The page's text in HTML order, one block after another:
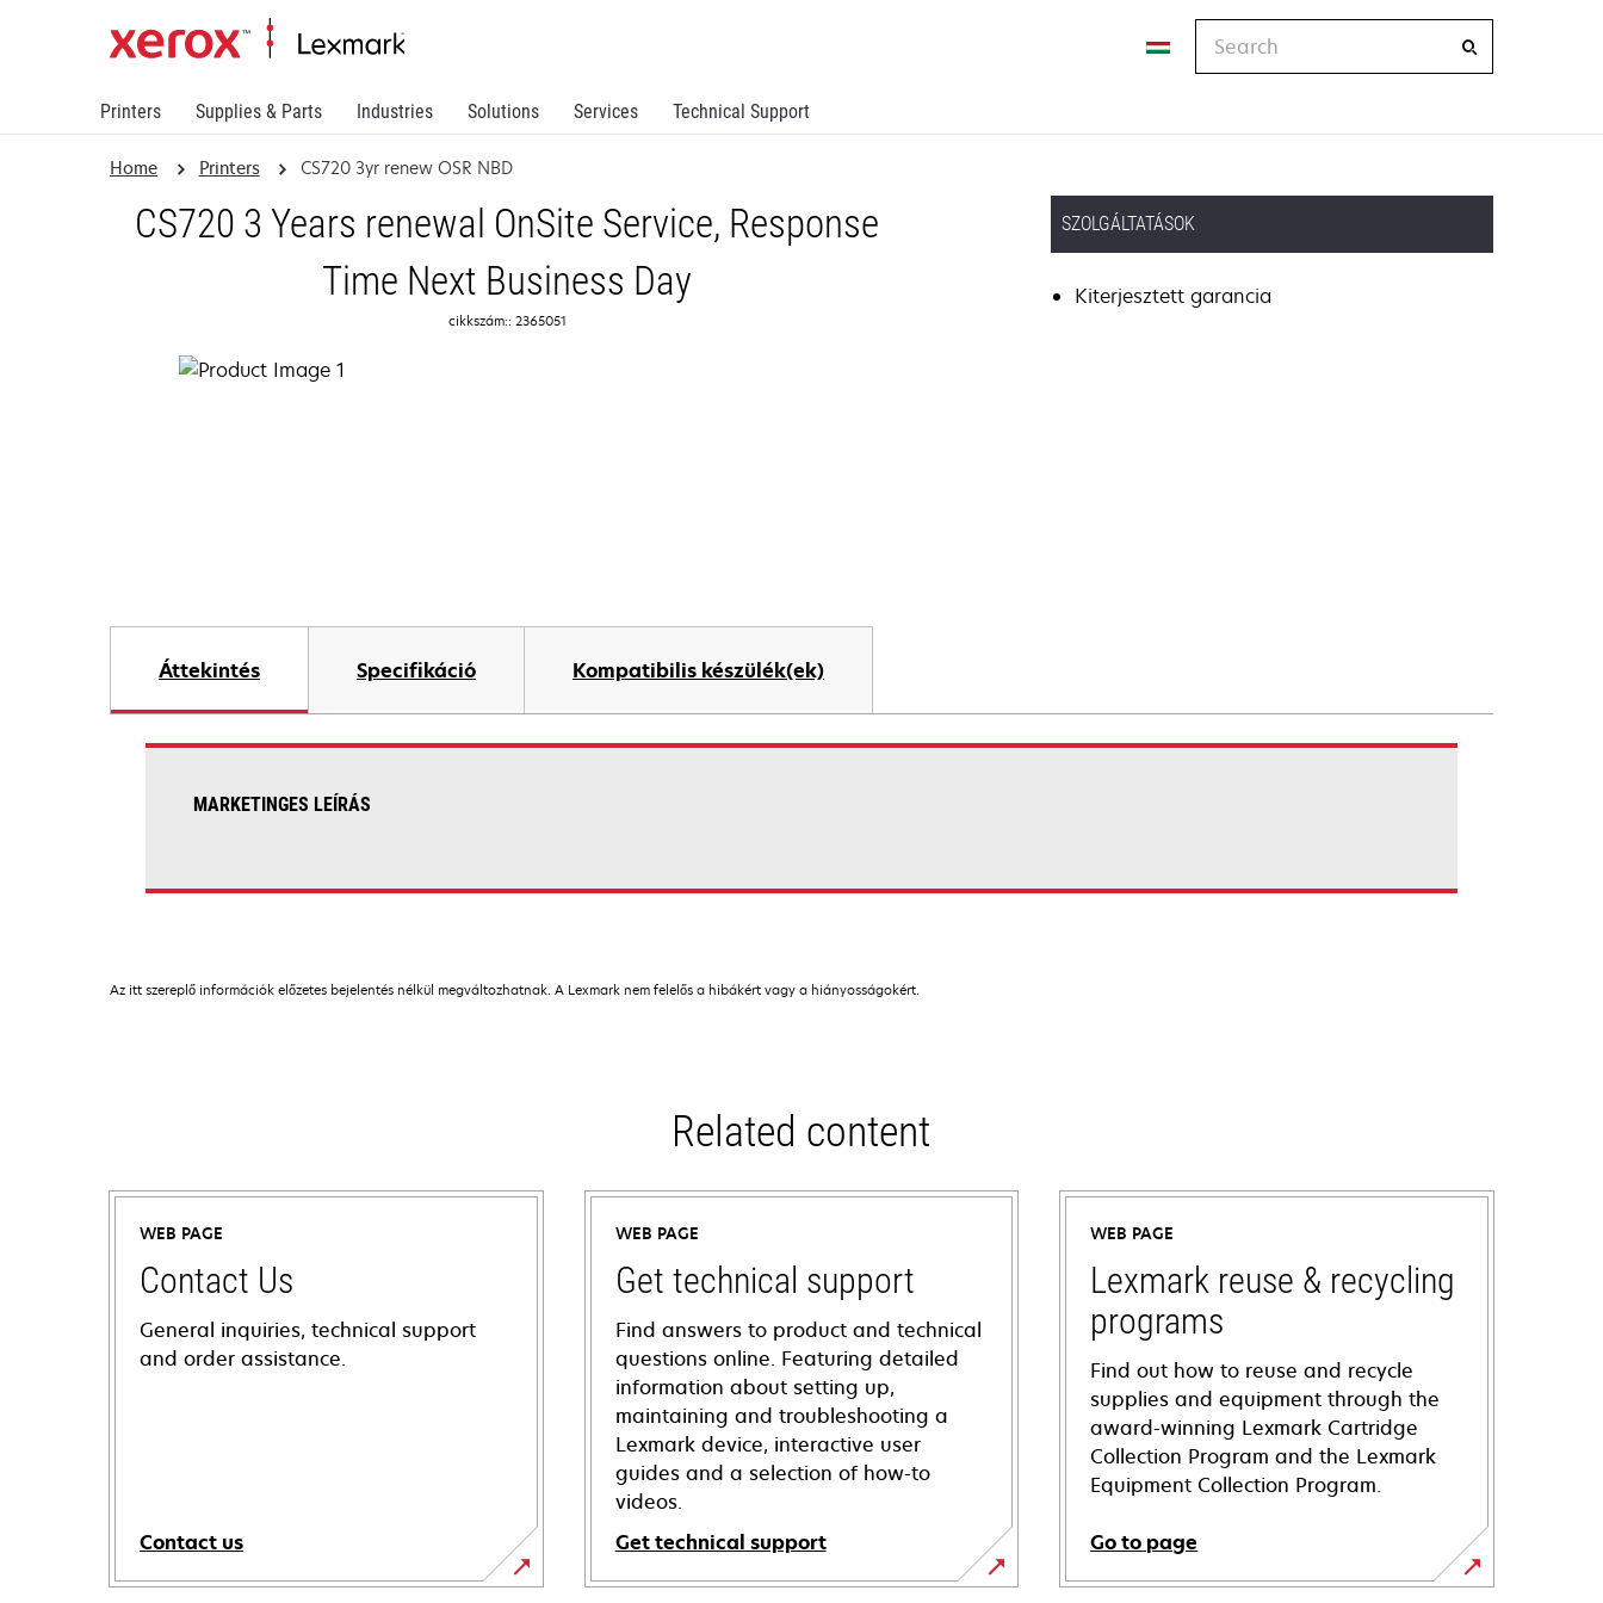
Printers Supplies & Parts Industries Solutions Services Technical Support
Home Printers CS720 3yr renew OSR NBD
CS720 3 Years renewal OnSite Service, Response
Time Next Business Day
cikkszám:: 2365051
SZOLGÁLTATÁSOK
Kiterjesztett garancia
Áttekintés Specifikáció Kompatibilis készülék(ek)
MARKETINGES LEÍRÁS
Az itt szereplő információk előzetes bejelentés nélkül megváltozhatnak. A Lexmark nem felelős a hibákért vagy a hiányosságokért.
Related content
WEB PAGE
Contact Us
General inquiries, technical support
and order assistance.
Contact us
WEB PAGE
Get technical support
Find answers to product and technical
questions online. Featuring detailed
information about setting up,
maintaining and troubleshooting a
Lexmark device, interactive user
guides and a selection of how-to
videos.
Get technical support
opens
WEB PAGE
Lexmark reuse & recycling
programs
Find out how to reuse and recycle
supplies and equipment through the
award-winning Lexmark Cartridge
Collection Program and the Lexmark
Equipment Collection Program.
Go to page